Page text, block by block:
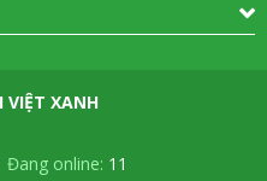
VIỆT XANH
Đang online: 11